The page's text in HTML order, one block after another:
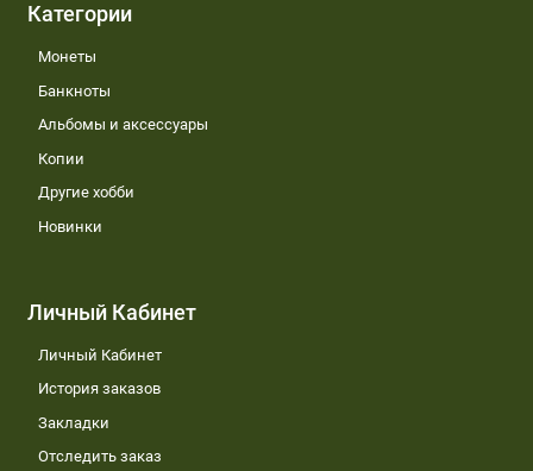
Категории
Монеты
Банкноты
Альбомы и аксессуары
Копии
Другие хобби
Новинки
Личный Кабинет
Личный Кабинет
История заказов
Закладки
Отследить заказ